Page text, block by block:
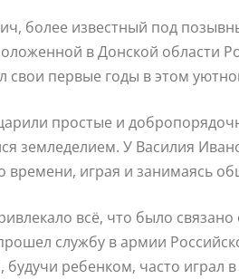
более известный под
в Донской области
свои первые годы в этом
простые и
земледелием. У Василия
времени, играя и занимаясь
всё, что было
службу в армии
ребенком, часто играл